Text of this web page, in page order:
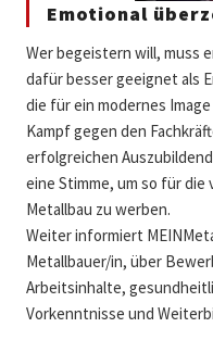
Emotional
Wer begeistern will, muss
dafür besser geeignet als
die für ein modernes
Kampf gegen den
erfolgreichen
eine Stimme, um so für
Metallbau zu werben.
Weiter informiert
Metallbauer/in, über
Arbeitsinhalte,
Vorkenntnisse und